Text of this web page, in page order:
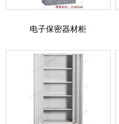
电子保密器材柜